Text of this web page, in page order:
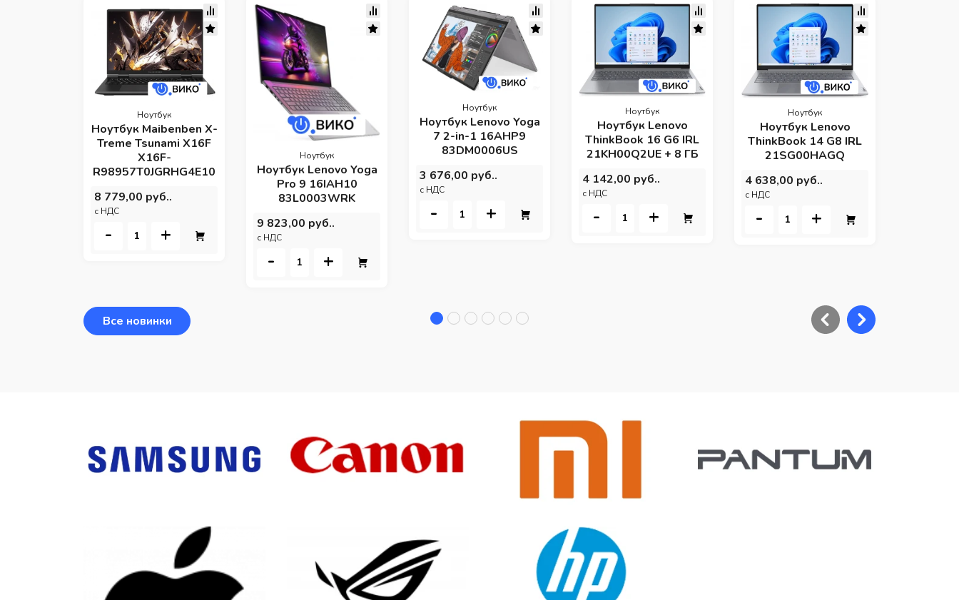
Ноутбук
Ноутбук Maibenben X-
Treme Tsunami X16F
X16F-
R98957T0JGRHG4E10
8 779,00 руб..
c НДС
- +
Ноутбук
Ноутбук Lenovo Yoga
Pro 9 16IAH10
83L0003WRK
9 823,00 руб..
c НДС
- +
Ноутбук
Ноутбук Lenovo Yoga
7 2-in-1 16AHP9
83DM0006US
3 676,00 руб..
c НДС
- +
Ноутбук
Ноутбук Lenovo
ThinkBook 16 G6 IRL
21KH00Q2UE + 8 ГБ
4 142,00 руб..
c НДС
- +
Ноутбук
Ноутбук Lenovo
ThinkBook 14 G8 IRL
21SG00HAGQ
4 638,00 руб..
c НДС
- +
Все новинки